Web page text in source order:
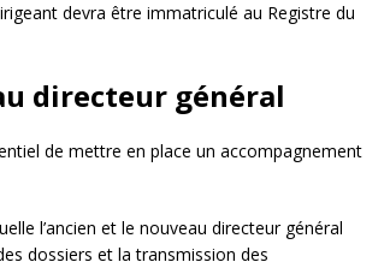
devra être immatriculé au Registre du
directeur général
de mettre en place un accompagnement
l’ancien et le nouveau directeur général
dossiers et la transmission des